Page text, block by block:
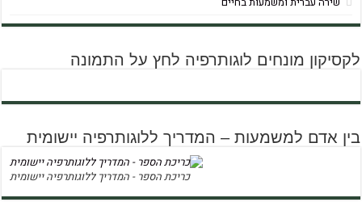
לקסיקון מונחים לוגותרפיה לחץ על התמונה
בין אדם למשמעות – המדריך ללוגותרפיה יישומית
כריכת הספר - המדריך ללוגותרפיה יישומית